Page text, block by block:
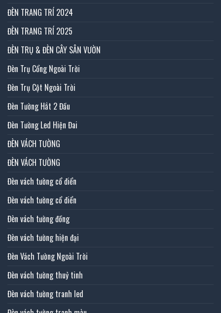
ĐÈN TRANG TRÍ 2024
ĐÈN TRANG TRÍ 2025
ĐÈN TRỤ & ĐÈN CÂY SÂN VƯỜN
Đèn Trụ Cổng Ngoài Trời
Đèn Trụ Cột Ngoài Trời
Đèn Tường Hắt 2 Đầu
Đèn Tường Led Hiện Đai
ĐÈN VÁCH TƯỜNG
ĐÈN VÁCH TƯỜNG
Đèn vách tường cổ điển
Đèn vách tường cổ điển
Đèn vách tường đồng
Đèn vách tường hiện đại
Đèn Vách Tường Ngoài Trời
Đèn vách tường thuỷ tinh
Đèn vách tường tranh led